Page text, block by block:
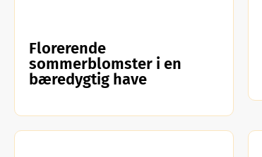
Florerende
sommerblomster i en
bæredygtig have